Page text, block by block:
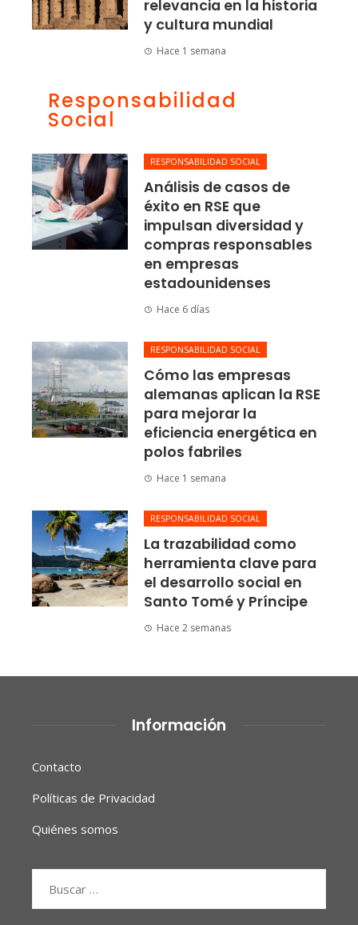
relevancia en la historia
y cultura mundial
Hace 1 semana
Responsabilidad
Social
RESPONSABILIDAD SOCIAL
Análisis de casos de
éxito en RSE que
impulsan diversidad y
compras responsables
en empresas
estadounidenses
Hace 6 días
RESPONSABILIDAD SOCIAL
Cómo las empresas
alemanas aplican la RSE
para mejorar la
eficiencia energética en
polos fabriles
Hace 1 semana
RESPONSABILIDAD SOCIAL
La trazabilidad como
herramienta clave para
el desarrollo social en
Santo Tomé y Príncipe
Hace 2 semanas
Información
Contacto
Políticas de Privacidad
Quiénes somos